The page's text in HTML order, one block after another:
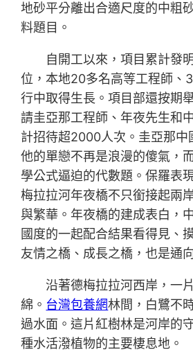
地砂平分離出合適尺度的中粗
料題目。
自開工以來，項目累計發
位，本地20多名高等工程師、
行中取得生長。項目部還按期
請圭亞那工程師、年夜先生和
計招待超2000人次。圭亞那中
他的單戀不再是浪漫的傻氣，
學公式逼迫的代數題。保羅表
梅拉拉河年夜橋不只銜接起兩
與繁華。年夜橋的建成表白，
國度的一起配合結果看得見、
友情之橋、成長之橋，也是通
沿著德梅拉拉河西岸，一
綿。 台灣包養網林間，白鷺不
過水面。這片紅樹林是河岸的
種水活潑植物的主要棲息地。